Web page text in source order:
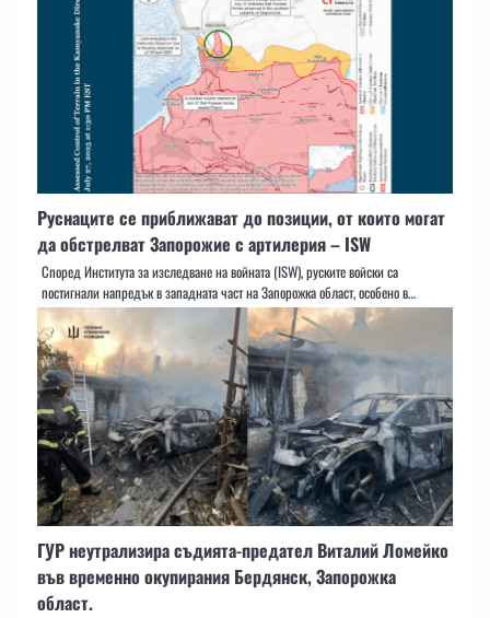
Руснаците се приближават до позиции, от които могат
да обстрелват Запорожие с артилерия – ISW
Според Института за изследване на войната (ISW), руските войски са
постигнали напредък в западната част на Запорожка област, особено в…
ГУР неутрализира съдията-предател Виталий Ломейко
във временно окупирания Бердянск, Запорожка
област.